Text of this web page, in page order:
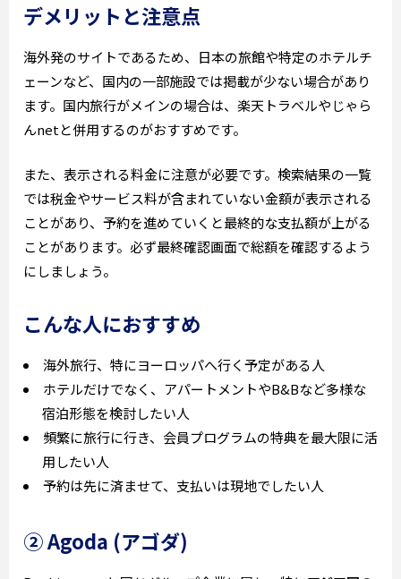
デメリットと注意点
海外発のサイトであるため、日本の旅館や特定のホテルチ
ェーンなど、国内の一部施設では掲載が少ない場合があり
ます。国内旅行がメインの場合は、楽天トラベルやじゃら
んnetと併用するのがおすすめです。
また、表示される料金に注意が必要です。検索結果の一覧
では税金やサービス料が含まれていない金額が表示される
ことがあり、予約を進めていくと最終的な支払額が上がる
ことがあります。必ず最終確認画面で総額を確認するよう
にしましょう。
こんな人におすすめ
海外旅行、特にヨーロッパへ行く予定がある人
ホテルだけでなく、アパートメントやB&Bなど多様な
宿泊形態を検討したい人
頻繁に旅行に行き、会員プログラムの特典を最大限に活
用したい人
予約は先に済ませて、支払いは現地でしたい人
② Agoda (アゴダ)